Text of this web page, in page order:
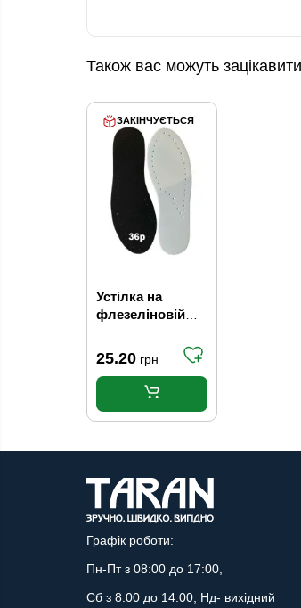
Також вас можуть зацікавити
ЗАКІНЧУЄТЬСЯ
Устілка на
флезеліновій
чорна 36р
25.20 грн
Графік роботи:
Пн-Пт з 08:00 до 17:00,
Сб з 8:00 до 14:00, Нд- вихідний